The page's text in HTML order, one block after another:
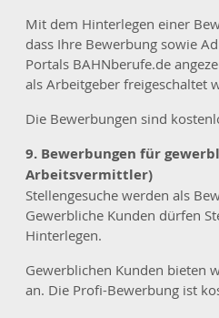
Mit dem Hinterlegen einer
dass Ihre Bewerbung sowie
Portals BAHNberufe.de
als Arbeitgeber freigeschaltet
Die Bewerbungen sind
9. Bewerbungen für
Arbeitsvermittler)
Stellengesuche werden als
Gewerbliche Kunden dürfen
Hinterlegen.
Gewerblichen Kunden bieten
an. Die Profi-Bewerbung ist